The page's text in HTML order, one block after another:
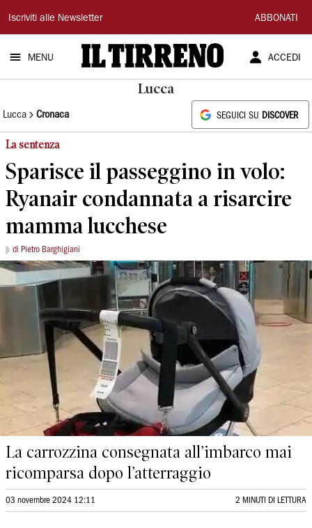
Il
Tirreno
Iscriviti alle Newsletter ABBONATI
MENU ACCEDI
Lucca
Lucca Cronaca SEGUICI SU DISCOVER
La sentenza
Sparisce il passeggino in volo:
Ryanair condannata a risarcire
mamma lucchese
di Pietro Barghigiani
La carrozzina consegnata all’imbarco mai
ricomparsa dopo l’atterraggio
03 novembre 2024 12:11 2 MINUTI DI LETTURA